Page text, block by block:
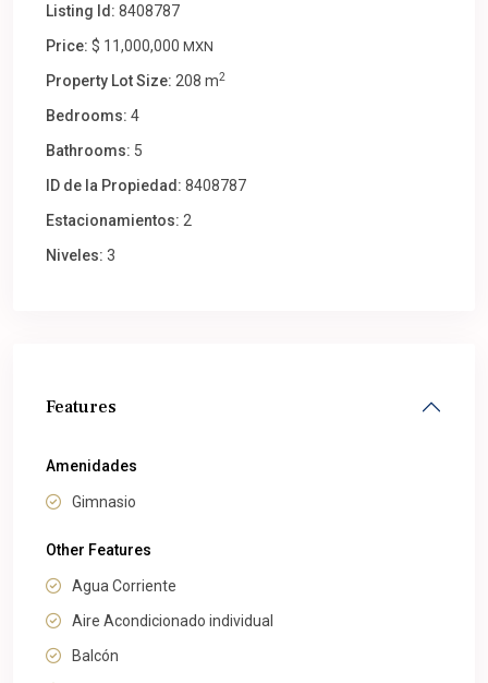
Listing Id: 8408787
Price: $ 11,000,000 MXN
Property Lot Size: 208 m2
Bedrooms: 4
Bathrooms: 5
ID de la Propiedad: 8408787
Estacionamientos: 2
Niveles: 3
Features
Amenidades
Gimnasio
Other Features
Agua Corriente
Aire Acondicionado individual
Balcón